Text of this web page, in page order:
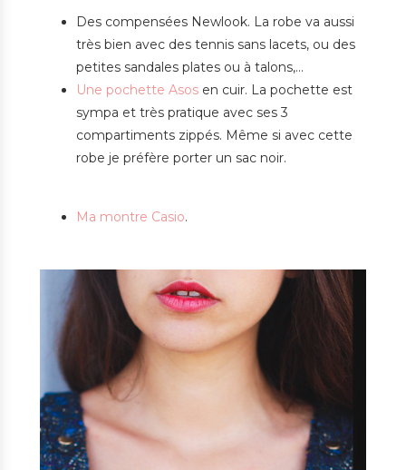
Des compensées Newlook. La robe va aussi
très bien avec des tennis sans lacets, ou des
petites sandales plates ou à talons,…
Une pochette Asos en cuir. La pochette est
sympa et très pratique avec ses 3
compartiments zippés. Même si avec cette
robe je préfère porter un sac noir.
Ma montre Casio.